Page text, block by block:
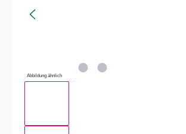
Abbildung ähnlich